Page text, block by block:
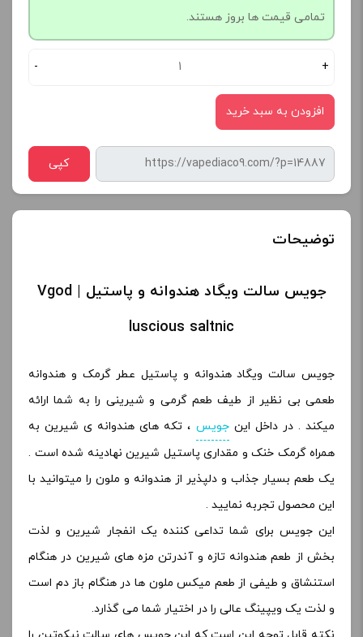
تمامی قیمت ها بروز هستند.
- +
افزودن به سبد خرید
کپی
توضیحات
جویس سالت ویگاد هندوانه و پاستیل | Vgod
luscious saltnic
جویس سالت ویگاد هندوانه و پاستیل عطر گرمک و هندوانه
طعمی بی نظیر از طیف طعم گرمی و شیرینی را به شما ارائه
میکند . در داخل اینجویس ، تکه های هندوانه ی شیرین به
همراه گرمک خنک و مقداری پاستیل شیرین نهادینه شده است .
یک طعم بسیار جذاب و دلپذیر از هندوانه و ملون را میتوانید با
این محصول تجربه نمایید .
این جویس برای شما تداعی کننده یک انفجار شیرین و لذت
بخش از طعم هندوانه تازه و آندرتن مزه های شیرین در هنگام
استنشاق و طیفی از طعم میکس ملون ها در هنگام باز دم است
و لذت یک ویپینگ عالی را در اختیار شما می گذارد.